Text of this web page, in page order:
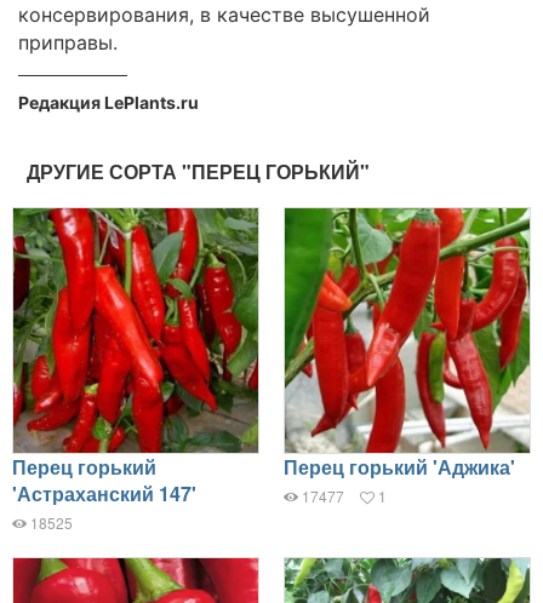
консервирования, в качестве высушенной
приправы.
Редакция LePlants.ru
ДРУГИЕ СОРТА "ПЕРЕЦ ГОРЬКИЙ"
Перец горький
'Астраханский 147'
18525
Перец горький 'Аджика'
17477 1